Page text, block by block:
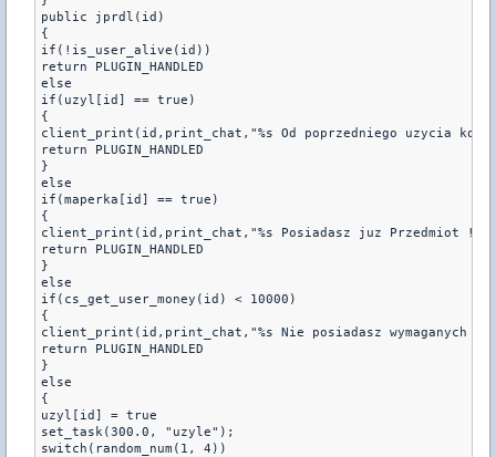
public jprdl(id)
{
if(!is_user_alive(id))
return PLUGIN_HANDLED
else
if(uzyl[id] == true)
{
client_print(id,print_chat,"%s Od poprzedniego uzycia
return PLUGIN_HANDLED
}
else
if(maperka[id] == true)
{
client_print(id,print_chat,"%s Posiadasz juz Przedmiot !
return PLUGIN_HANDLED
}
else
if(cs_get_user_money(id) < 10000)
{
client_print(id,print_chat,"%s Nie posiadasz wymaganych
return PLUGIN_HANDLED
}
else
{
uzyl[id] = true
set_task(300.0, "uzyle");
switch(random_num(1, 4))